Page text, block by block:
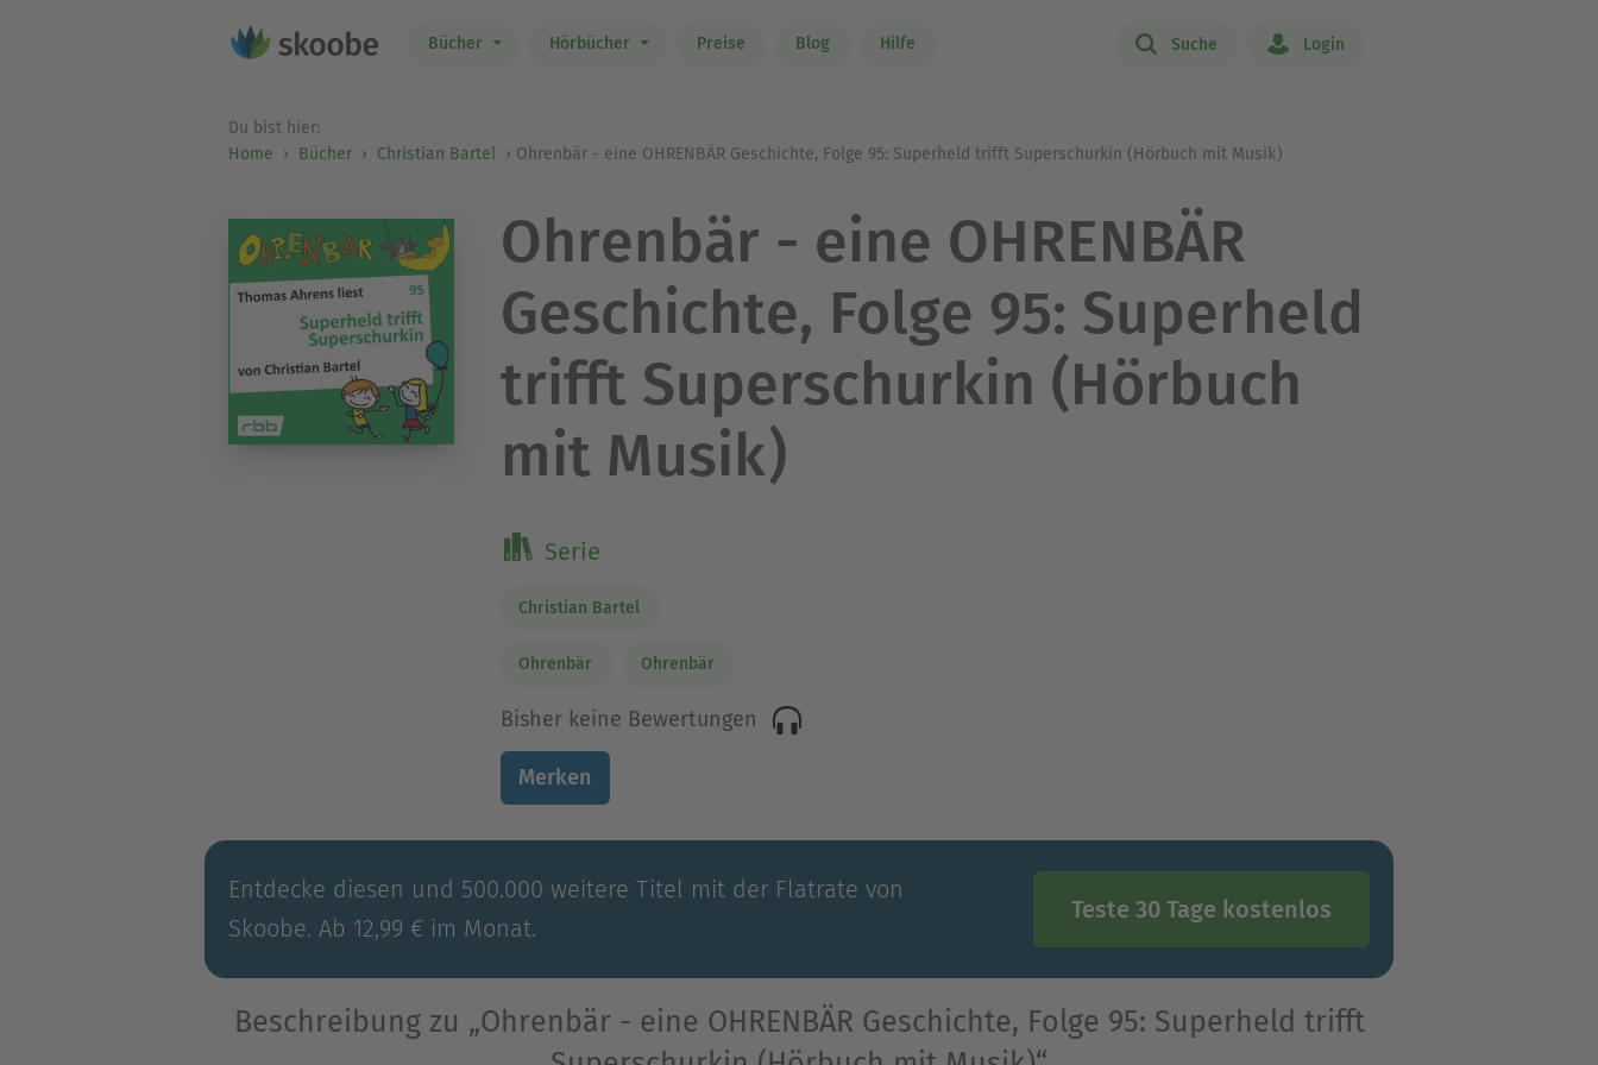
Bücher Hörbücher Preise Blog Hilfe Suche Login
Du bist hier:
Home
Bücher Christian Bartel Ohrenbär - eine OHRENBÄR Geschichte, Folge 95: Superheld trifft Superschurkin (Hörbuch mit Musik)
Ohrenbär - eine OHRENBÄR
Geschichte, Folge 95: Superheld
trifft Superschurkin (Hörbuch
mit Musik)
Serie
Christian Bartel
Ohrenbär Ohrenbär
Bisher keine Bewertungen
Merken
Entdecke diesen und 500.000 weitere Titel mit der Flatrate von
Skoobe. Ab 12,99 € im Monat.
Teste 30 Tage kostenlos
Beschreibung zu „Ohrenbär - eine OHRENBÄR Geschichte, Folge 95: Superheld trifft